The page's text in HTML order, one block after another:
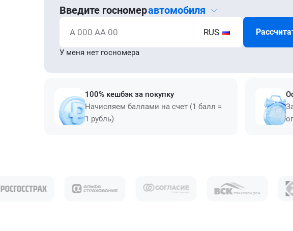
Введите госномеравтомобиля
А 000 АА 00 RUS
У меня нет госномера
100% кешбэк за покупку
Начисляем баллами на счет (1 балл =
1 рубль)